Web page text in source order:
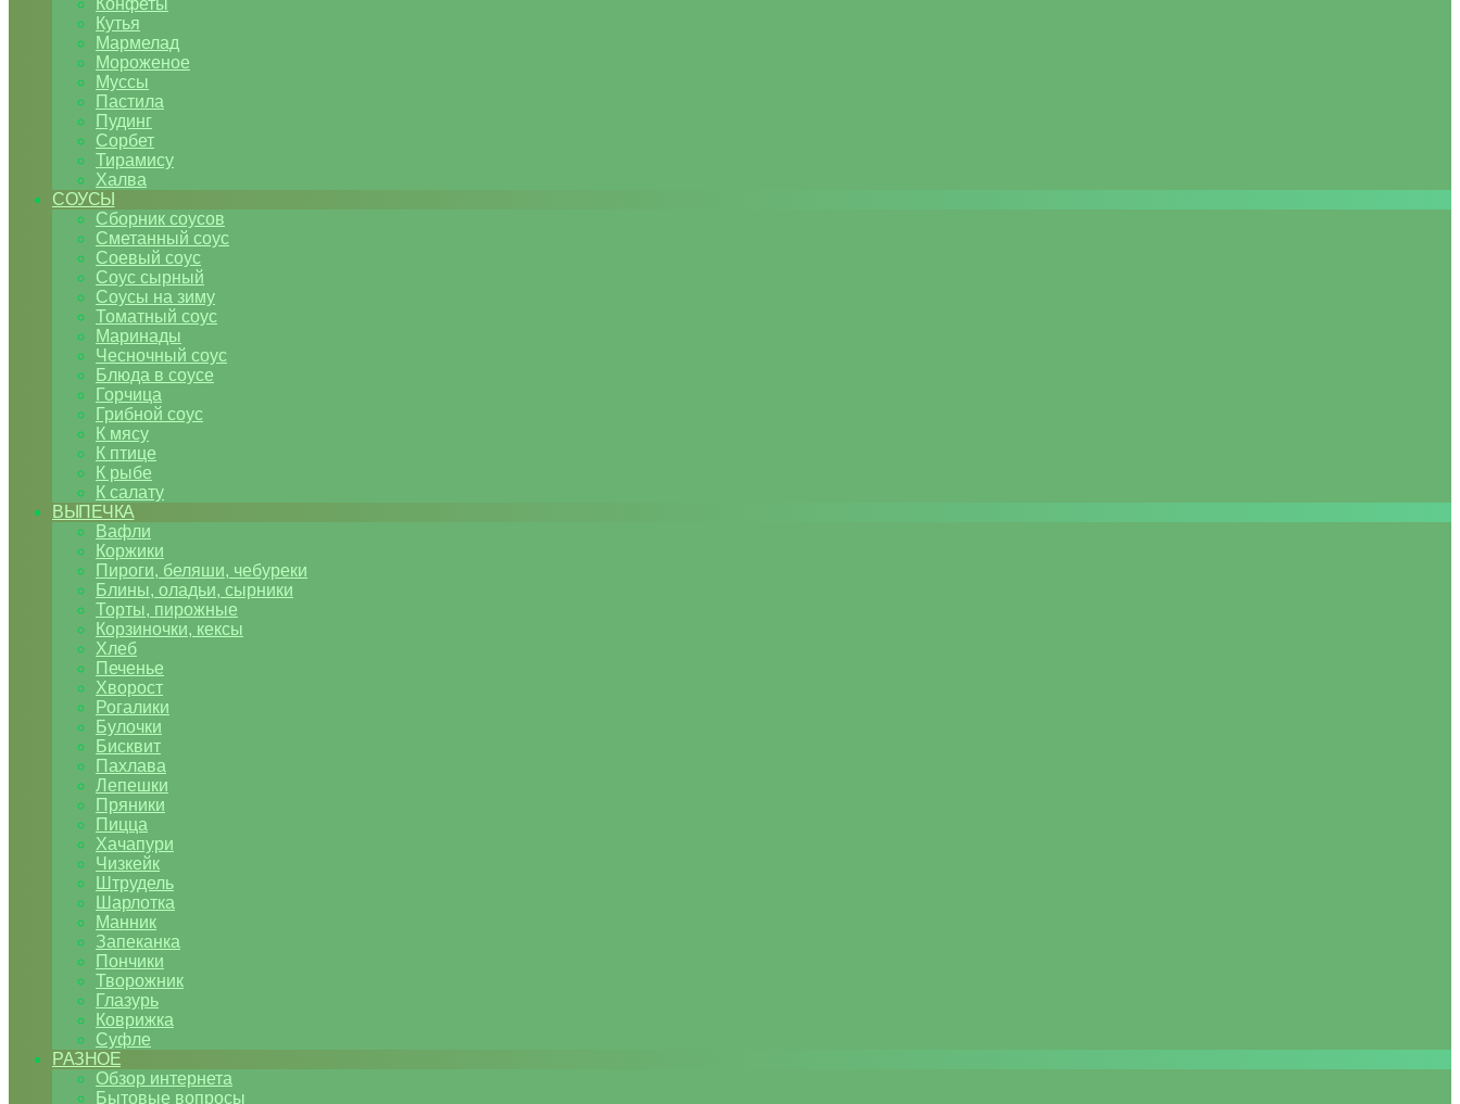
Конфеты
Кутья
Мармелад
Мороженое
Муссы
Пастила
Пудинг
Сорбет
Тирамису
Халва
СОУСЫ
Сборник соусов
Сметанный соус
Соевый соус
Соус сырный
Соусы на зиму
Томатный соус
Маринады
Чесночный соус
Блюда в соусе
Горчица
Грибной соус
К мясу
К птице
К рыбе
К салату
ВЫПЕЧКА
Вафли
Коржики
Пироги, беляши, чебуреки
Блины, оладьи, сырники
Торты, пирожные
Корзиночки, кексы
Хлеб
Печенье
Хворост
Рогалики
Булочки
Бисквит
Пахлава
Лепешки
Пряники
Пицца
Хачапури
Чизкейк
Штрудель
Шарлотка
Манник
Запеканка
Пончики
Творожник
Глазурь
Коврижка
Суфле
РАЗНОЕ
Обзор интернета
Бытовые вопросы